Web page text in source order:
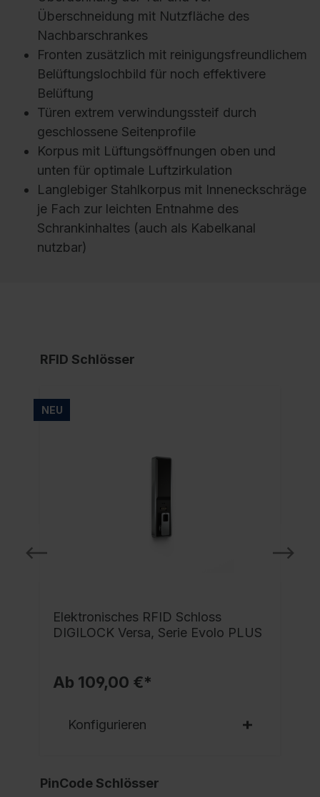
Überschneidung mit Nutzfläche des
Nachbarschrankes
Fronten zusätzlich mit reinigungsfreundlichem
Belüftungslochbild für noch effektivere
Belüftung
Türen extrem verwindungssteif durch
geschlossene Seitenprofile
Korpus mit Lüftungsöffnungen oben und
unten für optimale Luftzirkulation
Langlebiger Stahlkorpus mit Inneneckschräge
je Fach zur leichten Entnahme des
Schrankinhaltes (auch als Kabelkanal
nutzbar)
RFID Schlösser
NEU
Elektronisches RFID Schloss
DIGILOCK Versa, Serie Evolo PLUS
Ab 109,00 €*
Konfigurieren
PinCode Schlösser